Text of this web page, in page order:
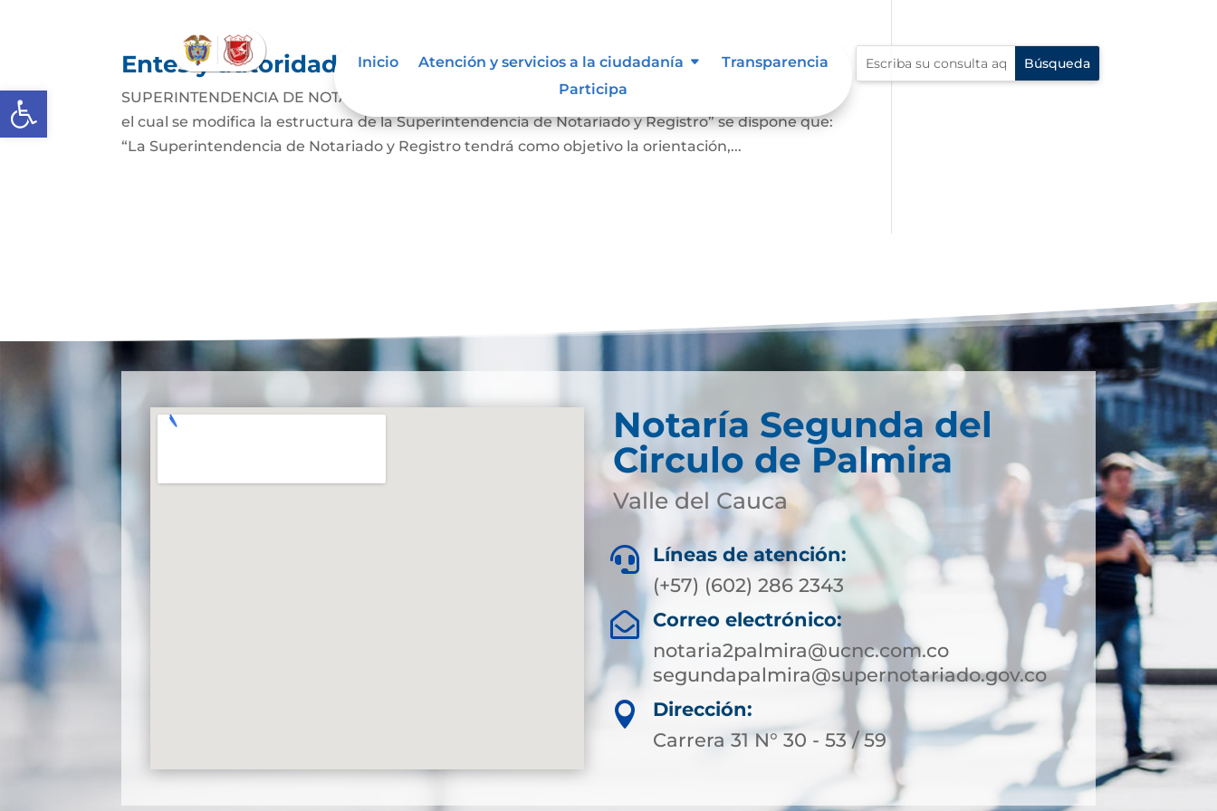
Abrir barra de herramientas
Inicio Atención y servicios a la ciudadanía
Transparencia
Participa
Entes y autoridades que lo vigilan
SUPERINTENDENCIA DE NOTARIADO Y REGISTRO En el Artículo 4 del Decreto 2723 de 2014, “Por
el cual se modifica la estructura de la Superintendencia de Notariado y Registro” se dispone que:
“La Superintendencia de Notariado y Registro tendrá como objetivo la orientación,...
Notaría Segunda del
Circulo de Palmira
Valle del Cauca

Líneas de atención:
(+57) (602) 286 2343

Correo electrónico:
notaria2palmira@ucnc.com.co
segundapalmira@supernotariado.gov.co

Dirección:
Carrera 31 N° 30 - 53 / 59